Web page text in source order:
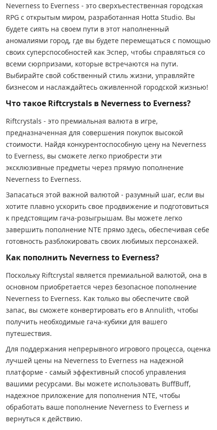
Neverness to Everness - это сверхъестественная городская
RPG с открытым миром, разработанная Hotta Studio. Вы
будете сиять на своем пути в этот наполненный
аномалиями город, где вы будете перемещаться с помощью
своих суперспособностей как Эспер, чтобы справляться со
всеми сюрпризами, которые встречаются на пути.
Выбирайте свой собственный стиль жизни, управляйте
бизнесом и наслаждайтесь оживленной городской жизнью!
Что такое Riftcrystals в Neverness to Everness?
Riftcrystals - это премиальная валюта в игре,
предназначенная для совершения покупок высокой
стоимости. Найдя конкурентоспособную цену на Neverness
to Everness, вы сможете легко приобрести эти
эксклюзивные предметы через прямую пополнение
Neverness to Everness.
Запасаться этой важной валютой - разумный шаг, если вы
хотите плавно ускорить свое продвижение и подготовиться
к предстоящим гача-розыгрышам. Вы можете легко
завершить пополнение NTE прямо здесь, обеспечивая себе
готовность разблокировать своих любимых персонажей.
Как пополнить Neverness to Everness?
Поскольку Riftcrystal является премиальной валютой, она в
основном приобретается через безопасное пополнение
Neverness to Everness. Как только вы обеспечите свой
запас, вы сможете конвертировать его в Annulith, чтобы
получить необходимые гача-кубики для вашего
путешествия.
Для поддержания непрерывного игрового процесса, оценка
лучшей цены на Neverness to Everness на надежной
платформе - самый эффективный способ управления
вашими ресурсами. Вы можете использовать BuffBuff,
надежное приложение для пополнения NTE, чтобы
обработать ваше пополнение Neverness to Everness и
вернуться к действию.